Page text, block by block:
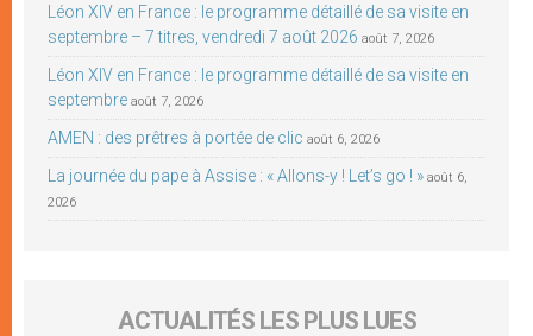
Léon XIV en France : le programme détaillé de sa visite en
septembre – 7 titres, vendredi 7 août 2026 août 7, 2026
Léon XIV en France : le programme détaillé de sa visite en
septembre août 7, 2026
AMEN : des prêtres à portée de clic août 6, 2026
La journée du pape à Assise : « Allons-y ! Let’s go ! » août 6,
2026
ACTUALITÉS LES PLUS LUES